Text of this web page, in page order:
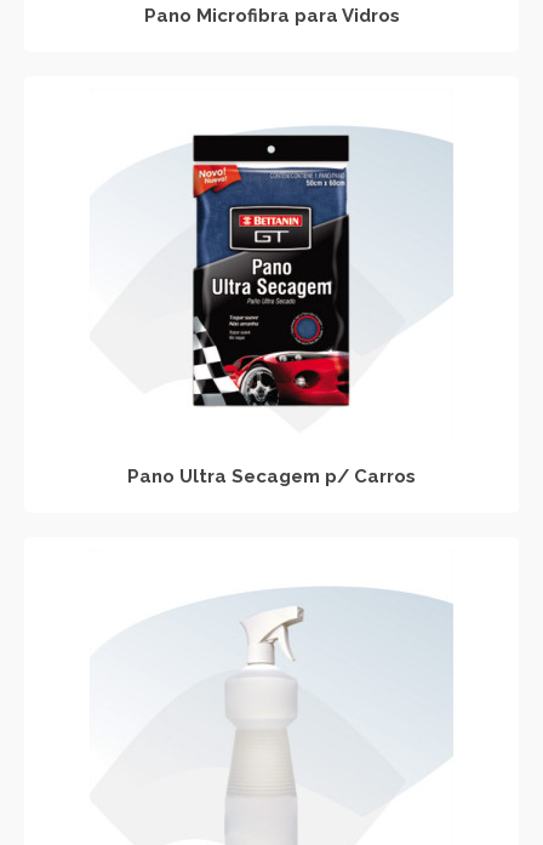
Pano Microfibra para Vidros
Pano Ultra Secagem p/ Carros